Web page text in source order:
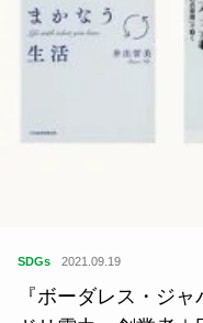
SDGs 2021.09.19
『ボーダレス・ジ